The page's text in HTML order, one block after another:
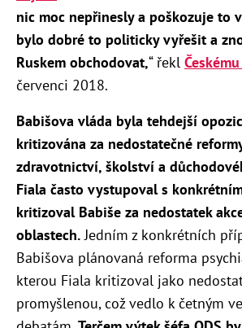
nic moc nepřinesly a poškozuje to
bylo dobré to politicky vyřešit a
Ruskem obchodovat,“ řekl
červenci 2018.
Babišova vláda byla tehdejší
kritizována za nedostatečné
zdravotnictví, školství a
Fiala často vystupoval s
kritizoval Babiše za nedostatek
oblastech. Jedním z konkrétních
Babišova plánovaná reforma
kterou Fiala kritizoval jako
promyšlenou, což vedlo k četným